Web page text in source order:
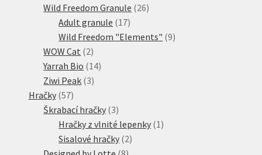
produktů
Wild Freedom Granule 2626
Adult granule 1717
produktů
Wild Freedom "Elements" 99
WOW Cat 22
produkty
Yarrah Bio 1414
Ziwi Peak 33
Hračky 5757
produktů
Škrabací hračky 33
produkty
Hračky z vlnité lepenky 1 1
Sisalové hračky 22
8